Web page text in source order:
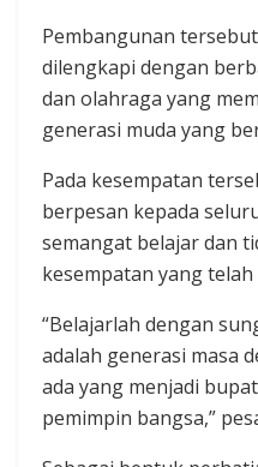
Pembangunan
dilengkapi dengan
dan olahraga yang
generasi muda yang
Pada kesempatan
berpesan kepada
semangat belajar dan
kesempatan yang
“Belajarlah dengan
adalah generasi masa
ada yang menjadi
pemimpin bangsa,”